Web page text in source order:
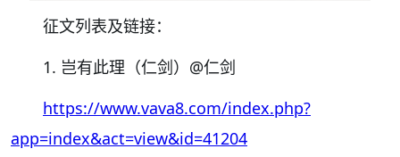
征文列表及链接：
1. 岂有此理（仁剑） @仁剑
https://www.vava8.com/index.php?
app=index&act=view&id=41204